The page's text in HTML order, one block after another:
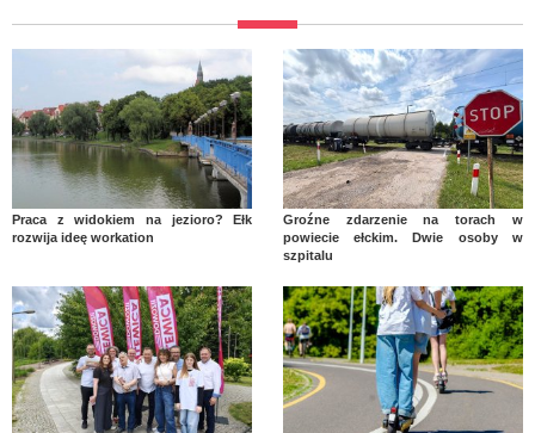
Praca z widokiem na jezioro? Ełk
rozwija ideę workation
Groźne zdarzenie na torach w
powiecie ełckim. Dwie osoby w
szpitalu